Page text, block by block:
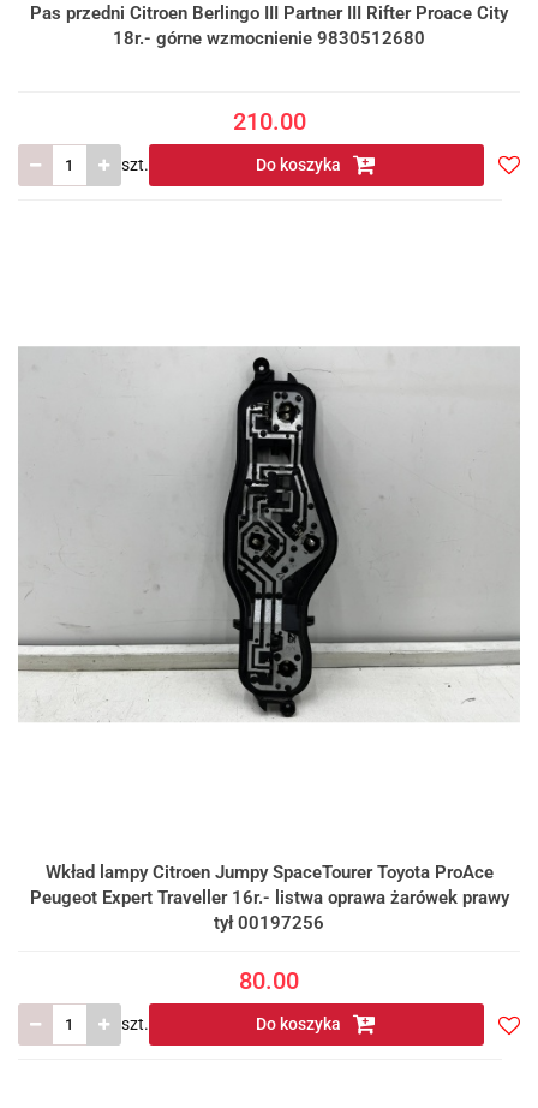
Pas przedni Citroen Berlingo III Partner III Rifter Proace City
18r.- górne wzmocnienie 9830512680
210.00
szt. Do koszyka
Wkład lampy Citroen Jumpy SpaceTourer Toyota ProAce
Peugeot Expert Traveller 16r.- listwa oprawa żarówek prawy
tył 00197256
80.00
szt. Do koszyka